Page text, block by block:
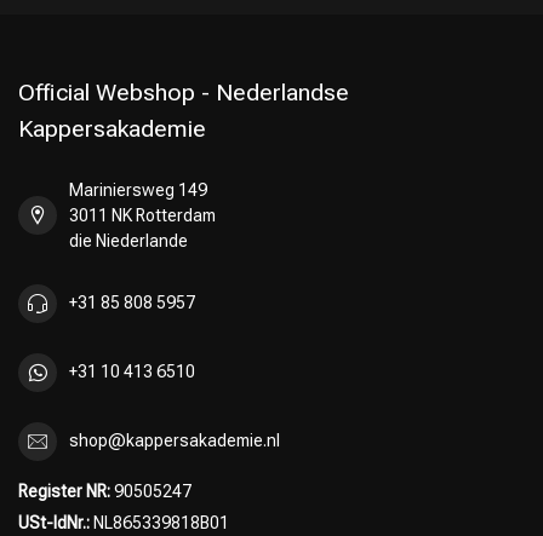
Umformung
Official Webshop - Nederlandse
Kappersakademie
Mariniersweg 149
3011 NK Rotterdam
die Niederlande
+31 85 808 5957
+31 10 413 6510
shop@kappersakademie.nl
Register NR:90505247
USt-IdNr.: NL865339818B01